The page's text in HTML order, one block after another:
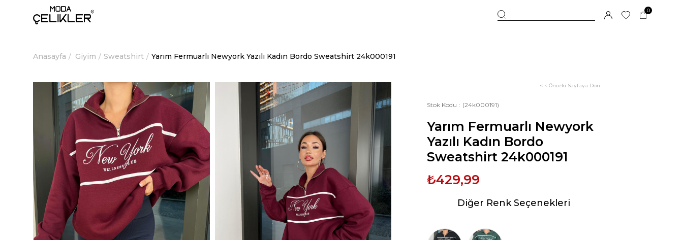
0
Anasayfa Giyim Sweatshirt Yarım Fermuarlı Newyork Yazılı Kadın Bordo Sweatshirt 24k000191
< < Önceki Sayfaya Dön
Stok Kodu (24k000191)
Yarım Fermuarlı Newyork
Yazılı Kadın Bordo
Sweatshirt 24k000191
₺429,99
Diğer Renk Seçenekleri